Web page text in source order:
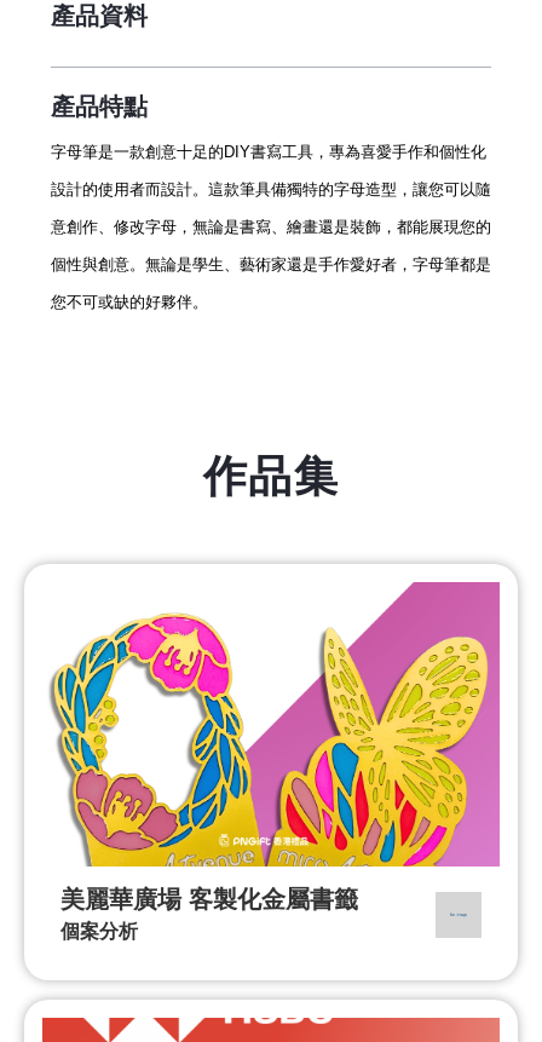
產品資料
產品特點
字母筆是一款創意十足的DIY書寫工具，專為喜愛手作和個性化
設計的使用者而設計。這款筆具備獨特的字母造型，讓您可以隨
意創作、修改字母，無論是書寫、繪畫還是裝飾，都能展現您的
個性與創意。無論是學生、藝術家還是手作愛好者，字母筆都是
您不可或缺的好夥伴。
作品集
美麗華廣場 客製化金屬書籤
個案分析